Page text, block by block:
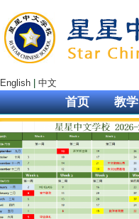
English 中文
首页 教学